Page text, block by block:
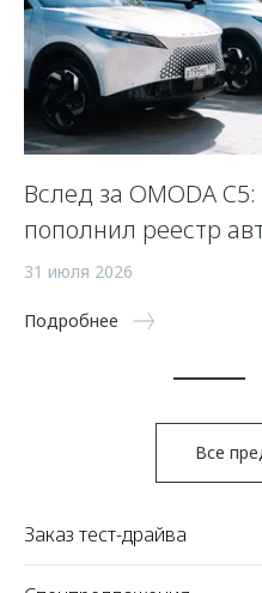
Вслед за OMODA
пополнил реестр
31 июля 2026
Подробнее
Все
Заказ тест-драйва